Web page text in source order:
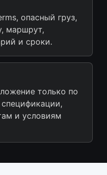
опасный груз,
маршрут,
и сроки.
только по
и условиям